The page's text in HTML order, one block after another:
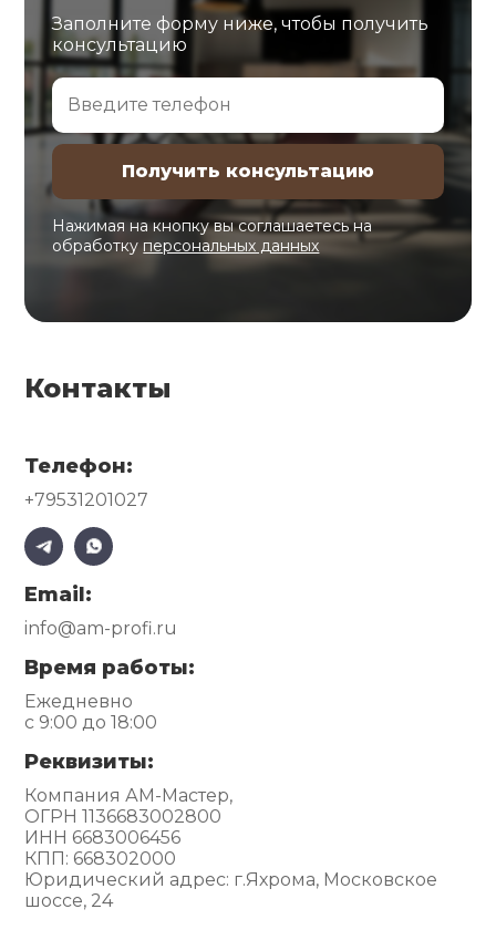
Заполните форму ниже, чтобы получить
консультацию
Нажимая на кнопку вы соглашаетесь на
обработкуперсональных данных
Контакты
Телефон:
+79531201027
Email:
info@am-profi.ru
Время работы:
Ежедневно
с 9:00 до 18:00
Реквизиты:
Компания АМ-Мастер,
ОГРН 1136683002800
ИНН 6683006456
КПП: 668302000
Юридический адрес: г.Яхрома, Московское
шоссе, 24